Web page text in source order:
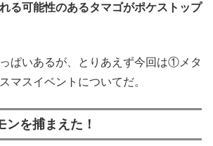
る可能性のあるタマゴがポケストップ
ぱいあるが、とりあえず今回は①メタ
マスイベントについてだ。
を捕まえた！